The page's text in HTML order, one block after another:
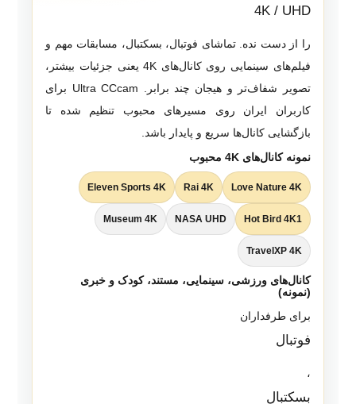
4K / UHD
را از دست نده. تماشای فوتبال، بسکتبال، مسابقات مهم و
فیلم‌های سینمایی روی کانال‌های 4K یعنی جزئیات بیشتر،
تصویر شفاف‌تر و هیجان چند برابر. Ultra CCcam برای
کاربران ایران روی مسیرهای محبوب تنظیم شده تا
بازگشایی کانال‌ها سریع و پایدار باشد.
نمونه کانال‌های 4K محبوب
Love Nature 4K
Rai 4K
Eleven Sports 4K
Hot Bird 4K1
NASA UHD
Museum 4K
TravelXP 4K
کانال‌های ورزشی، سینمایی، مستند، کودک و خبری
(نمونه)
برای طرفداران
فوتبال
،
بسکتبال